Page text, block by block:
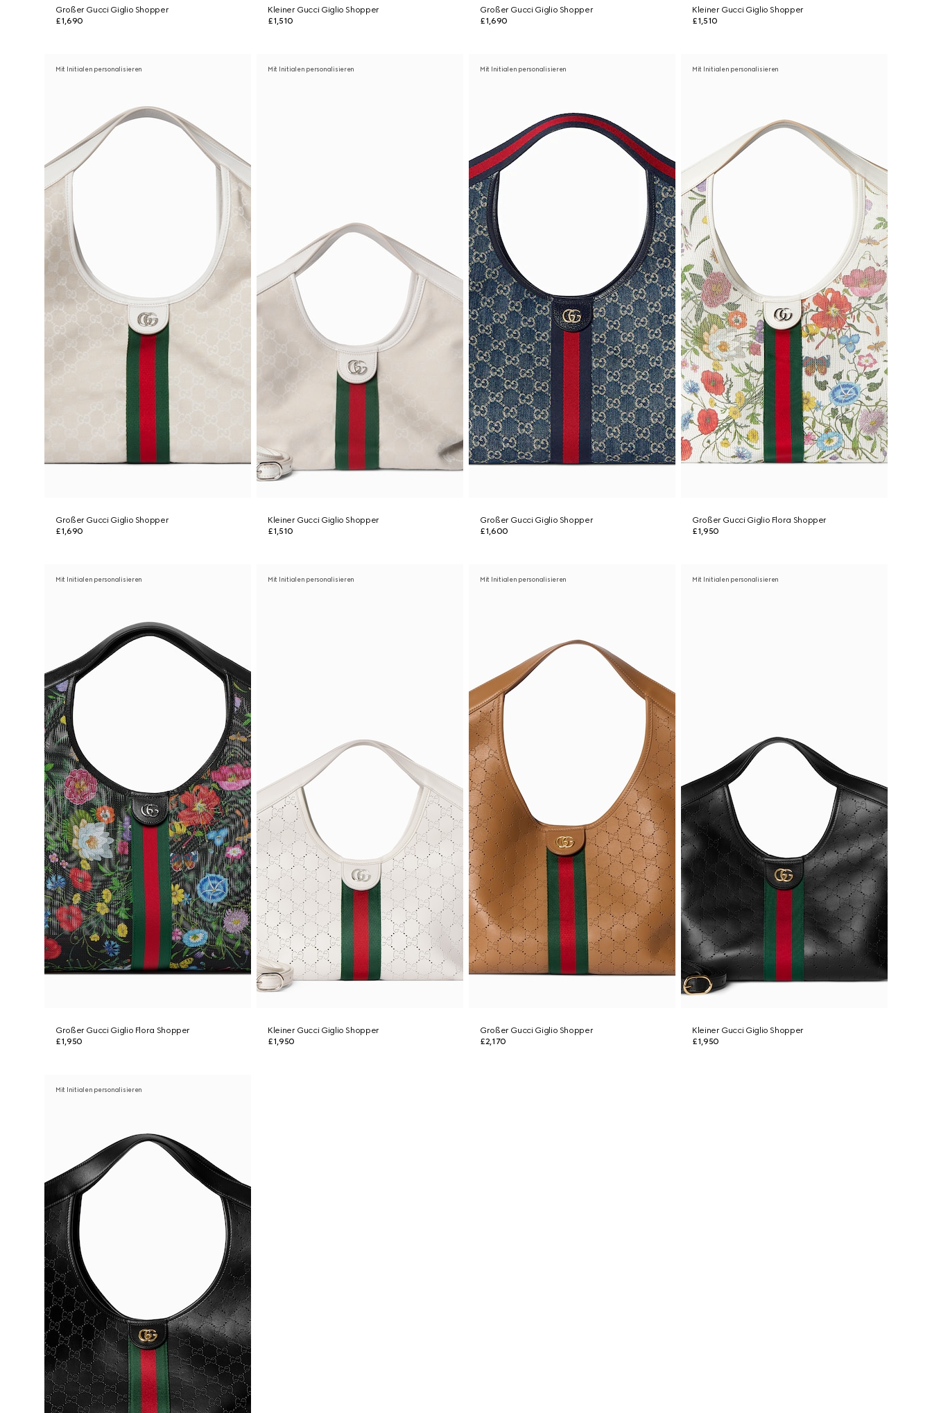
Großer Gucci Giglio Shopper
£1,690
Kleiner Gucci Giglio Shopper
£1,510
Großer Gucci Giglio Shopper
£1,690
Kleiner Gucci Giglio Shopper
£1,510
Mit Initialen personalisieren
Großer Gucci Giglio Shopper
£1,690
Mit Initialen personalisieren
Kleiner Gucci Giglio Shopper
£1,510
Mit Initialen personalisieren
Großer Gucci Giglio Shopper
£1,600
Mit Initialen personalisieren
Großer Gucci Giglio Flora Shopper
£1,950
Mit Initialen personalisieren
Großer Gucci Giglio Flora Shopper
£1,950
Mit Initialen personalisieren
Kleiner Gucci Giglio Shopper
£1,950
Mit Initialen personalisieren
Großer Gucci Giglio Shopper
£2,170
Mit Initialen personalisieren
Kleiner Gucci Giglio Shopper
£1,950
Mit Initialen personalisieren